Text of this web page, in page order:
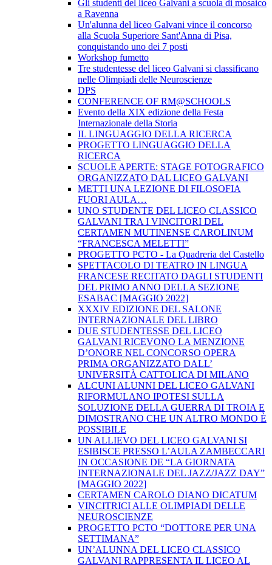
Gli studenti del liceo Galvani a scuola di mosaico
a Ravenna
Un'alunna del liceo Galvani vince il concorso
alla Scuola Superiore Sant'Anna di Pisa,
conquistando uno dei 7 posti
Workshop fumetto
Tre studentesse del liceo Galvani si classificano
nelle Olimpiadi delle Neuroscienze
DPS
CONFERENCE OF RM@SCHOOLS
Evento della XIX edizione della Festa
Internazionale della Storia
IL LINGUAGGIO DELLA RICERCA
PROGETTO LINGUAGGIO DELLA
RICERCA
SCUOLE APERTE: STAGE FOTOGRAFICO
ORGANIZZATO DAL LICEO GALVANI
METTI UNA LEZIONE DI FILOSOFIA
FUORI AULA…
UNO STUDENTE DEL LICEO CLASSICO
GALVANI TRA I VINCITORI DEL
CERTAMEN MUTINENSE CAROLINUM
“FRANCESCA MELETTI”
PROGETTO PCTO - La Quadreria del Castello
SPETTACOLO DI TEATRO IN LINGUA
FRANCESE RECITATO DAGLI STUDENTI
DEL PRIMO ANNO DELLA SEZIONE
ESABAC [MAGGIO 2022]
XXXIV EDIZIONE DEL SALONE
INTERNAZIONALE DEL LIBRO
DUE STUDENTESSE DEL LICEO
GALVANI RICEVONO LA MENZIONE
D’ONORE NEL CONCORSO OPERA
PRIMA ORGANIZZATO DALL’
UNIVERSITÀ CATTOLICA DI MILANO
ALCUNI ALUNNI DEL LICEO GALVANI
RIFORMULANO IPOTESI SULLA
SOLUZIONE DELLA GUERRA DI TROIA E
DIMOSTRANO CHE UN ALTRO MONDO È
POSSIBILE
UN ALLIEVO DEL LICEO GALVANI SI
ESIBISCE PRESSO L’AULA ZAMBECCARI
IN OCCASIONE DE “LA GIORNATA
INTERNAZIONALE DEL JAZZ/JAZZ DAY”
[MAGGIO 2022]
CERTAMEN CAROLO DIANO DICATUM
VINCITRICI ALLE OLIMPIADI DELLE
NEUROSCIENZE
PROGETTO PCTO “DOTTORE PER UNA
SETTIMANA”
UN’ALUNNA DEL LICEO CLASSICO
GALVANI RAPPRESENTA IL LICEO AL